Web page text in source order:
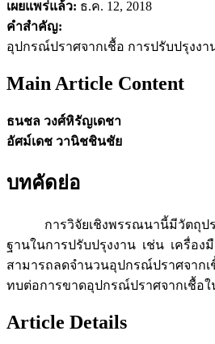
เผยแพร่แล้ว: ธ.ค. 12, 2018
คำสำคัญ:
อุปกรณ์ปราศจากเชื้อ การปรับปรุงงา
Main Article Content
ธนชล วงศ์หิรัญเดชา
อัศม์เดช วานิชชินชัย
บทคัดย่อ
การวิจัยเชิงพรรณนานี้มีวัตถุประส
ฐานในการปรับปรุงงาน เช่น เครื่อ
สามารถลดจำนวนอุปกรณ์ปราศจากเ
ทบต่อการขาดอุปกรณ์ปราศจากเชื้อใ
Article Details